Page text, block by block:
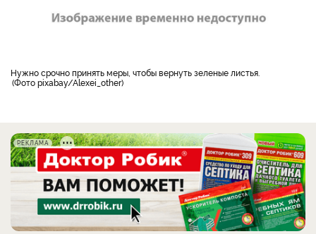
Нужно срочно принять меры, чтобы вернуть зеленые листья.
Фото pixabay/Alexei_other
РЕКЛАМА